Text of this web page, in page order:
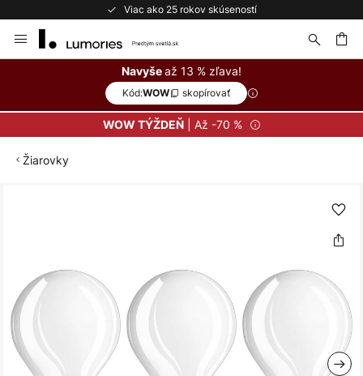
Viac ako 25 rokov skúseností
to
Navyšeaž 13 % zľava!
Kód:WOW skopírovať
WOW TÝŽDEŇ| Až -70 %
Žiarovky
obrázkov